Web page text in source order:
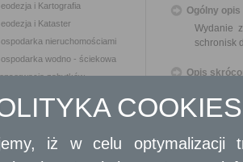
i Kartografia
i Kataster
nieruchomościami
wodno - ściekowa
zabytków
lokalowa
Ogólny opis
Wydanie
schronisk
Opis
Zgodnie
w
na
wymaga
iż w celu optymalizacji